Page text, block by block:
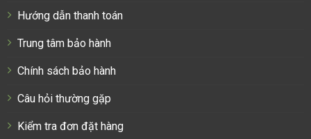
Hướng dẫn thanh toán
Trung tâm bảo hành
Chính sách bảo hành
Câu hỏi thường gặp
Kiểm tra đơn đặt hàng